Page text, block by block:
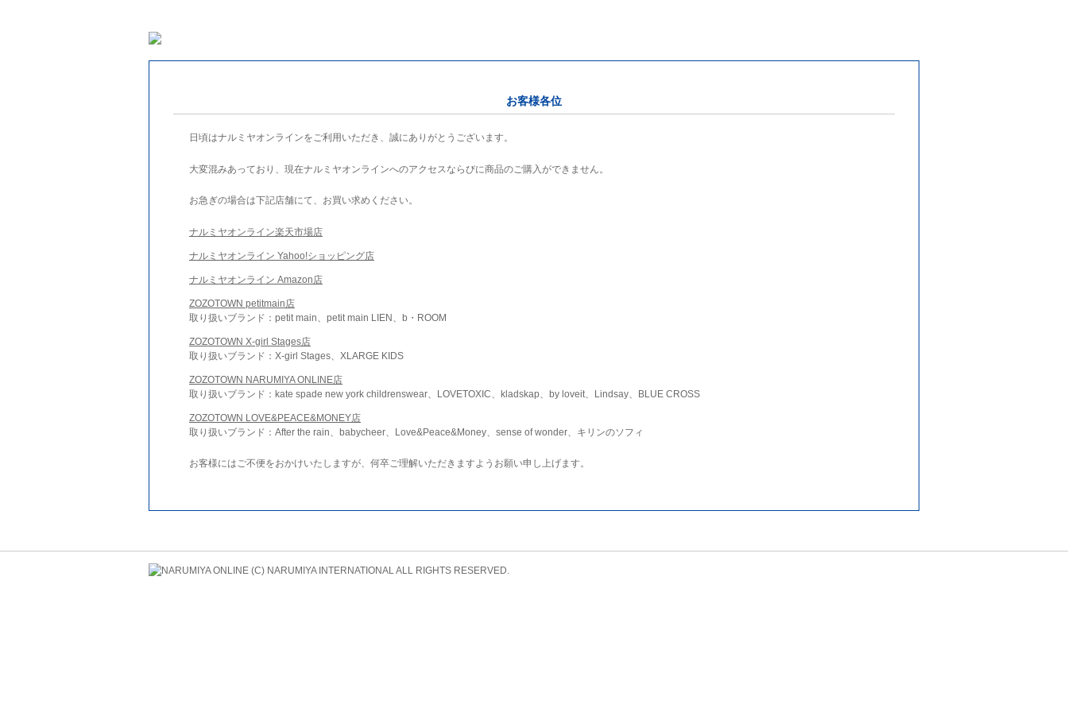
お客様各位
日頃はナルミヤオンラインをご利用いただき、誠にありがとうございます。
大変混みあっており、現在ナルミヤオンラインへのアクセスならびに商品のご購入ができません。
お急ぎの場合は下記店舗にて、お買い求めください。
ナルミヤオンライン楽天市場店
ナルミヤオンライン Yahoo!ショッピング店
ナルミヤオンライン Amazon店
ZOZOTOWN petitmain店
取り扱いブランド：petit main、petit main LIEN、b・ROOM
ZOZOTOWN X-girl Stages店
取り扱いブランド：X-girl Stages、XLARGE KIDS
ZOZOTOWN NARUMIYA ONLINE店
取り扱いブランド：kate spade new york childrenswear、LOVETOXIC、kladskap、by loveit、Lindsay、BLUE CROSS
ZOZOTOWN LOVE&PEACE&MONEY店
取り扱いブランド：After the rain、babycheer、Love&Peace&Money、sense of wonder、キリンのソフィ
お客様にはご不便をおかけいたしますが、何卒ご理解いただきますようお願い申し上げます。